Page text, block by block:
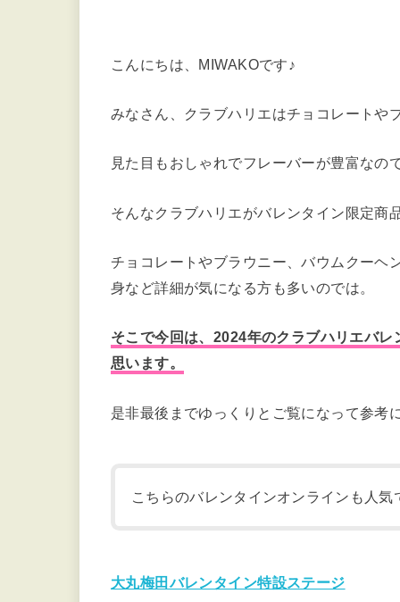
こんにちは、MIWAKOです♪
みなさん、クラブハリエはチョコレートや
見た目もおしゃれでフレーバーが豊富なの
そんなクラブハリエがバレンタイン限定商
チョコレートやブラウニー、バウムクーヘ
身など詳細が気になる方も多いのでは。
そこで今回は、2024年のクラブハリエバ
思います。
是非最後までゆっくりとご覧になって参考
こちらのバレンタインオンラインも人気
大丸梅田バレンタイン特設ステージ